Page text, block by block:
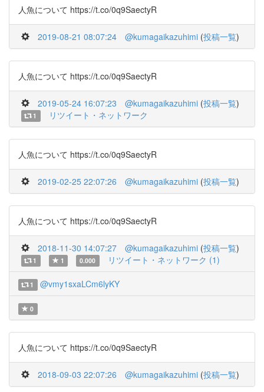
人魚について https://t.co/0q9SaectyR
2019-08-21 08:07:24 @kumagaikazuhimi (投稿一覧)
人魚について https://t.co/0q9SaectyR
2019-05-24 16:07:23 @kumagaikazuhimi (投稿一覧)
1 リツイート・ネットワーク
人魚について https://t.co/0q9SaectyR
2019-02-25 22:07:26 @kumagaikazuhimi (投稿一覧)
人魚について https://t.co/0q9SaectyR
2018-11-30 14:07:27 @kumagaikazuhimi (投稿一覧)
1 1 0.000 リツイート・ネットワーク (1)
1 @vmy1sxaLCm6lyKY
0
人魚について https://t.co/0q9SaectyR
2018-09-03 22:07:26 @kumagaikazuhimi (投稿一覧)